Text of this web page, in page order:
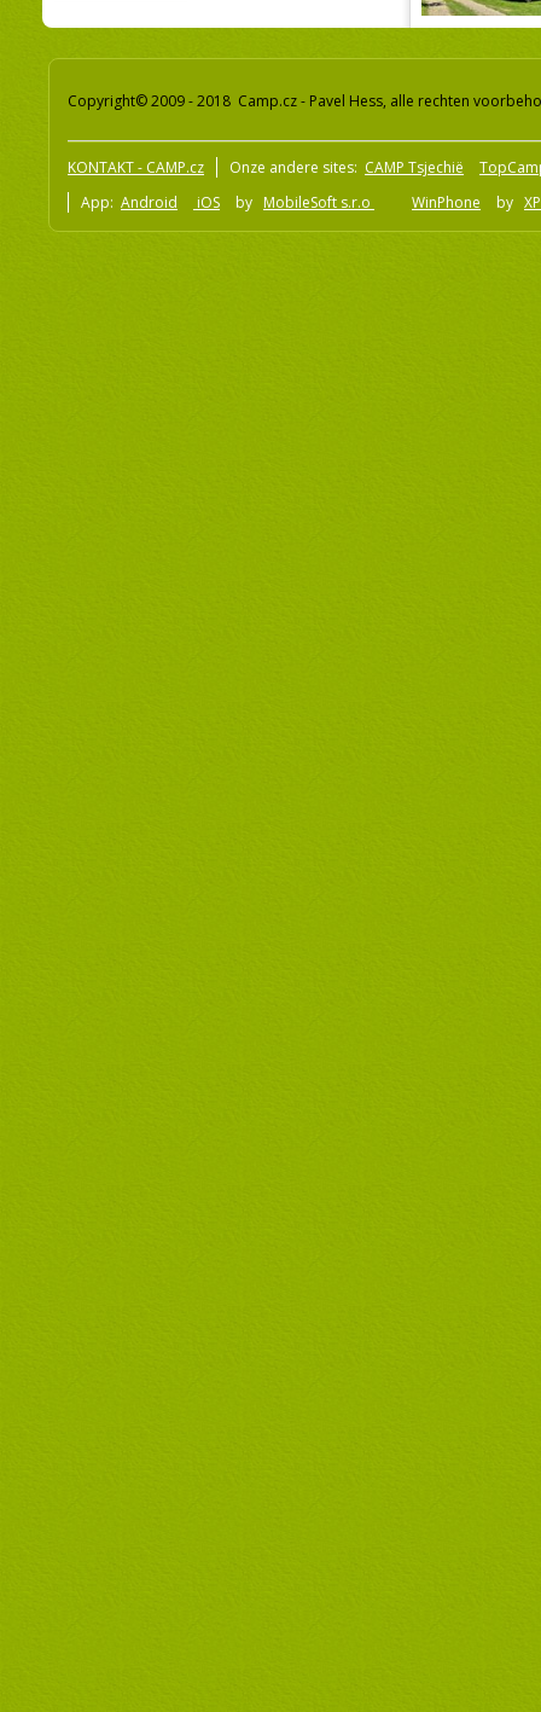
Copyright© 2009 - 2018 Camp.cz - Pavel Hess, alle rechten
KONTAKT - CAMP.cz Onze andere sites: CAMP Tsjechië
App: Android iOS by MobileSoft s.r.o WinPhone by